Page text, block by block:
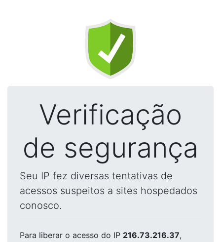
Verificação
de segurança
Seu IP fez diversas tentativas de
acessos suspeitos a sites hospedados
conosco.
Para liberar o acesso do IP 216.73.216.37,